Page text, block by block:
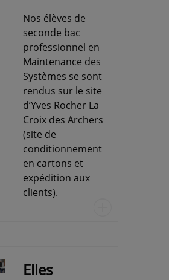
Nos élèves de
seconde bac
professionnel en
Maintenance des
Systèmes se sont
rendus sur le site
d’Yves Rocher La
Croix des Archers
(site de
conditionnement
en cartons et
expédition aux
clients).
Elles